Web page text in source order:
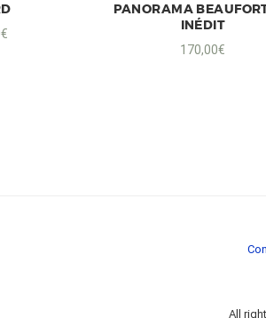
€
PANORAMA
INÉDIT
170,00€
All